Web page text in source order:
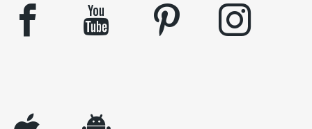
facebook youtube pinterest instagram